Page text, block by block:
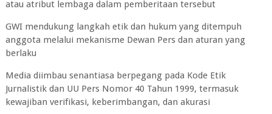
atau atribut lembaga dalam pemberitaan tersebut
GWI mendukung langkah etik dan hukum yang ditempuh
anggota melalui mekanisme Dewan Pers dan aturan yang
berlaku
Media diimbau senantiasa berpegang pada Kode Etik
Jurnalistik dan UU Pers Nomor 40 Tahun 1999, termasuk
kewajiban verifikasi, keberimbangan, dan akurasi